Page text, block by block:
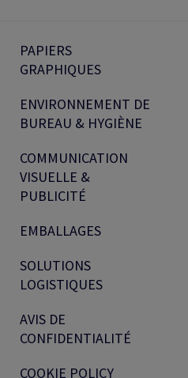
PAPIERS
GRAPHIQUES
ENVIRONNEMENT DE
BUREAU & HYGIÈNE
COMMUNICATION
VISUELLE &
PUBLICITÉ
EMBALLAGES
SOLUTIONS
LOGISTIQUES
AVIS DE
CONFIDENTIALITÉ
COOKIE POLICY